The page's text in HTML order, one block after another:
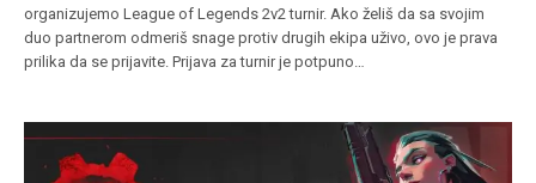
organizujemo League of Legends 2v2 turnir. Ako želiš da sa svojim
duo partnerom odmeriš snage protiv drugih ekipa uživo, ovo je prava
prilika da se prijavite. Prijava za turnir je potpuno…